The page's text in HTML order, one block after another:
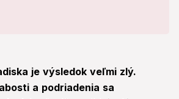
je výsledok veľmi zlý.
a podriadenia sa